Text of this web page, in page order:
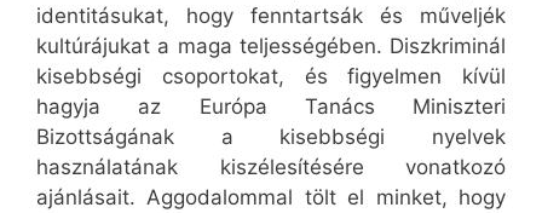
identitásukat, hogy fenntartsák és műveljék
kultúrájukat a maga teljességében. Diszkriminál
kisebbségi csoportokat, és figyelmen kívül
hagyja az Európa Tanács Miniszteri
Bizottságának a kisebbségi nyelvek
használatának kiszélesítésére vonatkozó
ajánlásait. Aggodalommal tölt el minket, hogy